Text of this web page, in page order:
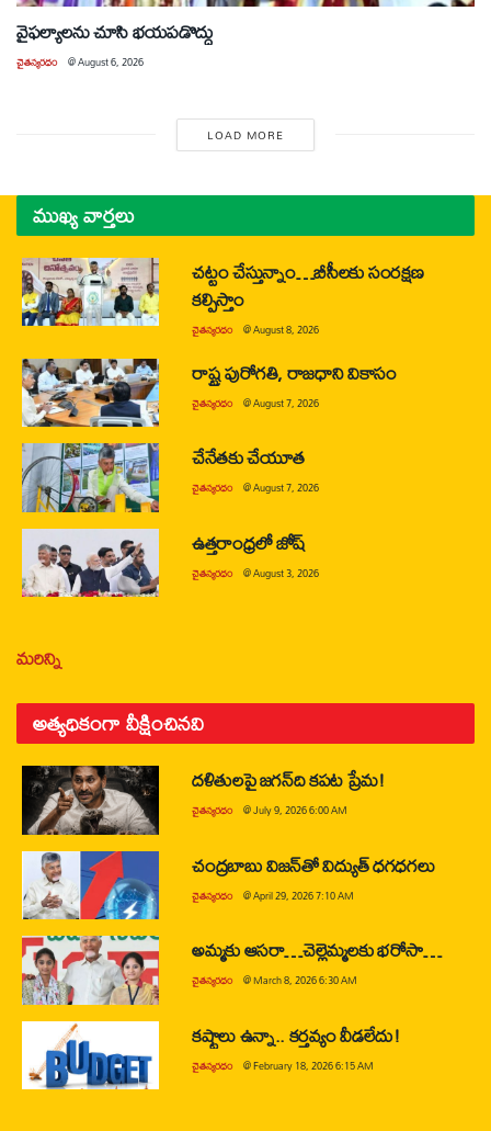
వైఫల్యాలను చూసి భయపడొద్దు
చైతన్యరధం @August 6, 2026
LOAD MORE
ముఖ్య వార్తలు
చట్టం చేస్తున్నాం…బీసీలకు సంరక్షణ
కల్పిస్తాం
చైతన్యరధం @August 8, 2026
రాష్ట్ర పురోగతి, రాజధాని వికాసం
చైతన్యరధం @August 7, 2026
చేనేతకు చేయూత
చైతన్యరధం @August 7, 2026
ఉత్తరాంధ్రలో జోష్
చైతన్యరధం @August 3, 2026
మరిన్ని
అత్యధికంగా వీక్షించినవి
దళితులపై జగన్‌ది కపట ప్రేమ!
చైతన్యరధం @July 9, 2026 6:00 AM
చంద్రబాబు విజన్‌తో విద్యుత్ ధగధగలు
చైతన్యరధం @April 29, 2026 7:10 AM
అమ్మకు ఆసరా…చెల్లెమ్మలకు భరోసా…
చైతన్యరధం @March 8, 2026 6:30 AM
కష్టాలు ఉన్నా.. కర్తవ్యం వీడలేదు!
చైతన్యరధం @February 18, 2026 6:15 AM